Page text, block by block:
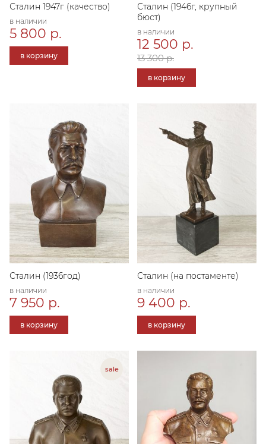
Сталин 1947г (качество)
в наличии
5 800 р.
в корзину
Сталин (1946г, крупный
бюст)
в наличии
12 500 р.
13 300 р.
в корзину
Сталин (1936год)
в наличии
7 950 р.
в корзину
Сталин (на постаменте)
в наличии
9 400 р.
в корзину